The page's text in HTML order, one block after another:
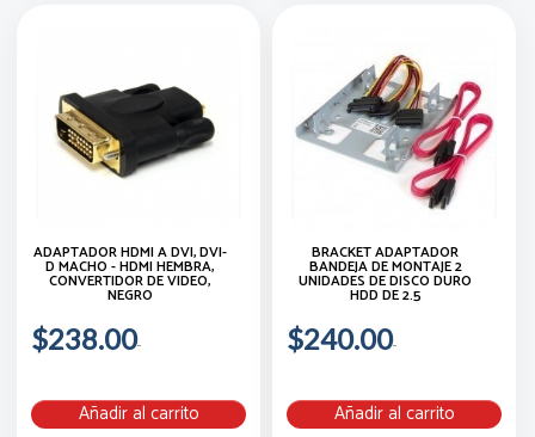
ADAPTADOR HDMI A DVI, DVI-
D MACHO - HDMI HEMBRA,
CONVERTIDOR DE VIDEO,
NEGRO
$238.00
Añadir al carrito
BRACKET ADAPTADOR
BANDEJA DE MONTAJE 2
UNIDADES DE DISCO DURO
HDD DE 2.5
$240.00
Añadir al carrito